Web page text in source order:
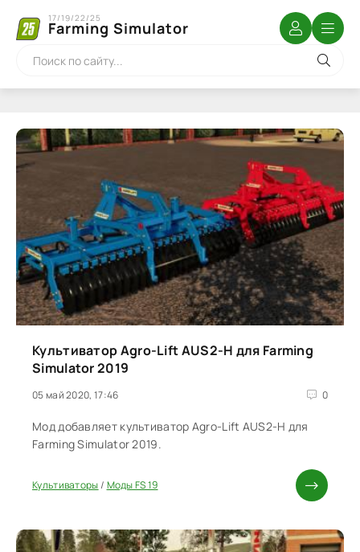
Farming Simulator
17/19/22/25
Культиватор Agro-Lift AUS2-H для Farming
Simulator 2019
05 май 2020, 17:46 0
Мод добавляет культиватор Agro-Lift AUS2-H для
Farming Simulator 2019.
Культиваторы/ Моды FS 19